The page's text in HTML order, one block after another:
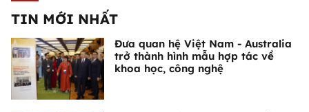
TIN MỚI NHẤT
Đưa quan hệ Việt Nam - Australia
trở thành hình mẫu hợp tác về
khoa học, công nghệ